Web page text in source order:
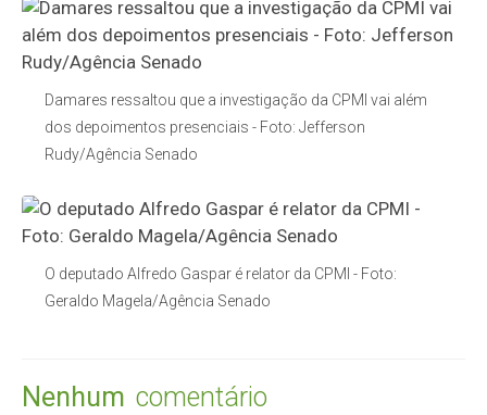
Damares ressaltou que a investigação da CPMI vai além
dos depoimentos presenciais - Foto: Jefferson
Rudy/Agência Senado
O deputado Alfredo Gaspar é relator da CPMI - Foto:
Geraldo Magela/Agência Senado
Nenhum comentário